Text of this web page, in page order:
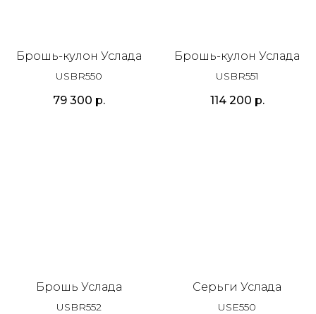
Брошь-кулон Услада
USBR550
79 300 р.
Брошь-кулон Услада
USBR551
114 200 р.
Брошь Услада
USBR552
Серьги Услада
USE550